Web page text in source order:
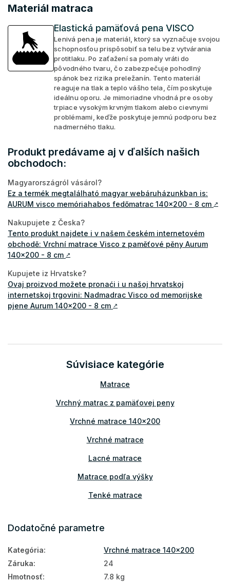
Materiál matraca
Elastická pamäťová pena VISCO
Lenivá pena je materiál, ktorý sa vyznačuje svojou
schopnosťou prispôsobiť sa telu bez vytvárania
protitlaku. Po zaťažení sa pomaly vráti do
pôvodného tvaru, čo zabezpečuje pohodlný
spánok bez rizika preležanín. Tento materiál
reaguje na tlak a teplo vášho tela, čím poskytuje
ideálnu oporu. Je mimoriadne vhodná pre osoby
trpiace vysokým krvným tlakom alebo cievnymi
problémami, keďže poskytuje jemnú podporu bez
nadmerného tlaku.
Produkt predávame aj v ďalších našich
obchodoch:
Magyarországról vásárol?
Ez a termék megtalálható magyar webáruházunkban is:
AURUM visco memóriahabos fedőmatrac 140x200 - 8 cm ↗
Nakupujete z Česka?
Tento produkt najdete i v našem českém internetovém
obchodě: Vrchní matrace Visco z paměťové pěny Aurum
140x200 - 8 cm ↗
Kupujete iz Hrvatske?
Ovaj proizvod možete pronaći i u našoj hrvatskoj
internetskoj trgovini: Nadmadrac Visco od memorijske
pjene Aurum 140x200 - 8 cm ↗
Súvisiace kategórie
Matrace
Vrchný matrac z pamäťovej peny
Vrchné matrace 140x200
Vrchné matrace
Lacné matrace
Matrace podľa výšky
Tenké matrace
Matrace na sedenie
Matrace na gauč
Matrace na váľandu
Dodatočné parametre
Kategória:
Vrchné matrace 140x200
Záruka:
24
Hmotnosť:
7.8 kg